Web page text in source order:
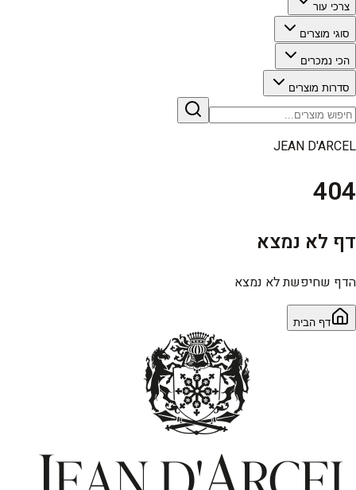
צרכי עור
סוגי מוצרים
הכי נמכרים
סדרות מוצרים
JEAN D'ARCEL
404
דף לא נמצא
הדף שחיפשת לא נמצא
דף הבית